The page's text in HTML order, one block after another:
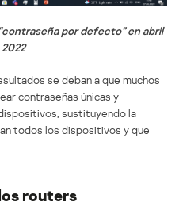
por defecto” en abril
se deban a que muchos
contraseñas únicas y
sustituyendo la
todos los dispositivos y que
routers